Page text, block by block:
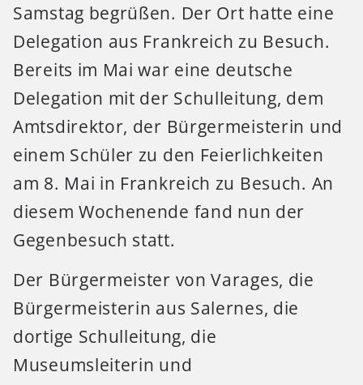
Samstag begrüßen. Der Ort hatte eine
Delegation aus Frankreich zu Besuch.
Bereits im Mai war eine deutsche
Delegation mit der Schulleitung, dem
Amtsdirektor, der Bürgermeisterin und
einem Schüler zu den Feierlichkeiten
am 8. Mai in Frankreich zu Besuch. An
diesem Wochenende fand nun der
Gegenbesuch statt.
Der Bürgermeister von Varages, die
Bürgermeisterin aus Salernes, die
dortige Schulleitung, die
Museumsleiterin und